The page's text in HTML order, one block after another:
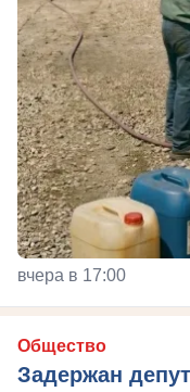
вчера в 17:00
Общество
Задержан